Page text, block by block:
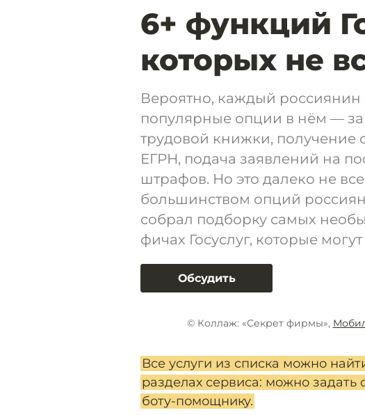
6+ функций
которых не
Вероятно, каждый россиянин
популярные опции в нём —
трудовой книжки, получение
ЕГРН, подача заявлений на
штрафов. Но это далеко не
большинством опций
собрал подборку самых
фичах Госуслуг, которые
Обсудить
© Коллаж: «Секрет фирмы»,
Все услуги из списка можно
разделах сервиса: можно
боту-помощнику.